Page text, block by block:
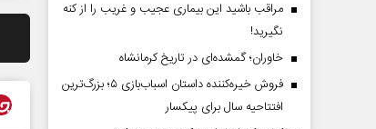
مراقب باشید این بیماری عجیب و غریب را از کنه
نگیرید!
خاوران؛ گمشده‌ای در تاریخ کرمانشاه
فروش خیره‌کننده داستان اسباب‌بازی ۵؛ بزرگ‌ترین
افتتاحیه سال برای پیکسار